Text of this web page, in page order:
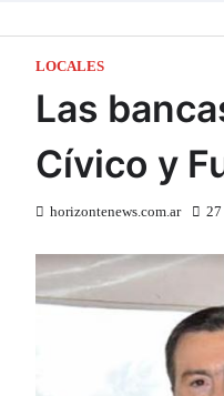
LOCALES
Las
Cívico y
horizontenews.com.ar 27